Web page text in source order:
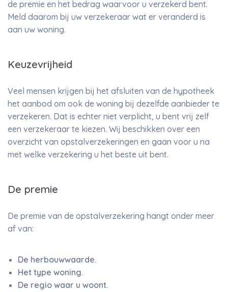
de premie en het bedrag waarvoor u verzekerd bent.
Meld daarom bij uw verzekeraar wat er veranderd is
aan uw woning.
Keuzevrijheid
Veel mensen krijgen bij het afsluiten van de hypotheek
het aanbod om ook de woning bij dezelfde aanbieder te
verzekeren. Dat is echter niet verplicht, u bent vrij zelf
een verzekeraar te kiezen. Wij beschikken over een
overzicht van opstalverzekeringen en gaan voor u na
met welke verzekering u het beste uit bent.
De premie
De premie van de opstalverzekering hangt onder meer
af van:
De herbouwwaarde.
Het type woning.
De regio waar u woont.